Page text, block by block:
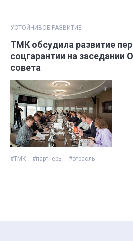
УСТОЙЧИВОЕ РАЗВИТИЕ
ТМК обсудила развитие
соцгарантии на заседании
совета
#ТМК #партнеры #отрасль